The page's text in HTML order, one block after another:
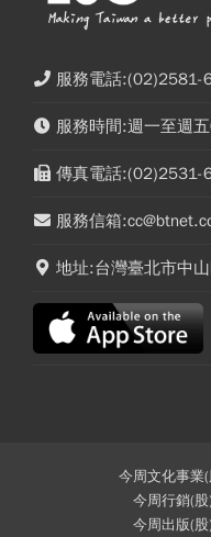
服務電話:(02)2581-
服務時間:週一至週
傳真電話:(02)2531-
服務信箱
地址:台灣臺北市中
今周文化事
今周行銷(
今周出版(